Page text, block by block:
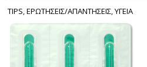
TIPS,ΕΡΩΤΗΣΕΙΣ/ΑΠΑΝΤΗΣΕΙΣ,ΥΓΕΙΑ